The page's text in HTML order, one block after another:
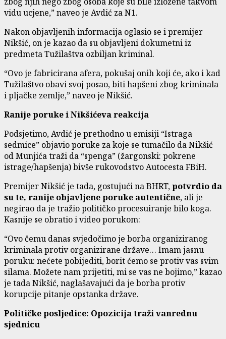
vidu ucjene,” naveo je Avdić za N1.
Nakon objavljenih informacija oglasio se i premijer
Nikšić, on je kazao da su objavljeni dokumetni iz
predmeta Tužilaštva ozbiljan kriminal.
“Ovo je fabricirana afera, pokušaj onih koji će, ako i kad
Tužilaštvo obavi svoj posao, biti hapšeni zbog kriminala
i pljačke zemlje,” naveo je Nikšić.
Ranije poruke i Nikšićeva reakcija
Podsjetimo, Avdić je prethodno u emisiji “Istraga
sedmice” objavio poruke za koje se tumačilo da Nikšić
od Munjića traži da “spenga” (žargonski: pokrene
istrage/hapšenja) bivše rukovodstvo Autocesta FBiH.
Premijer Nikšić je tada, gostujući na BHRT,potvrdio da
su te, ranije objavljene poruke autentične, ali je
negirao da je tražio političko procesuiranje bilo koga.
Kasnije se obratio i video porukom:
“Ovo čemu danas svjedočimo je borba organiziranog
kriminala protiv organizirane države… Imam jasnu
poruku: nećete pobijediti, borit ćemo se protiv vas svim
silama. Možete nam prijetiti, mi se vas ne bojimo,” kazao
je tada Nikšić, naglašavajući da je borba protiv
korupcije pitanje opstanka države.
Političke posljedice: Opozicija traži vanrednu
sjednicu